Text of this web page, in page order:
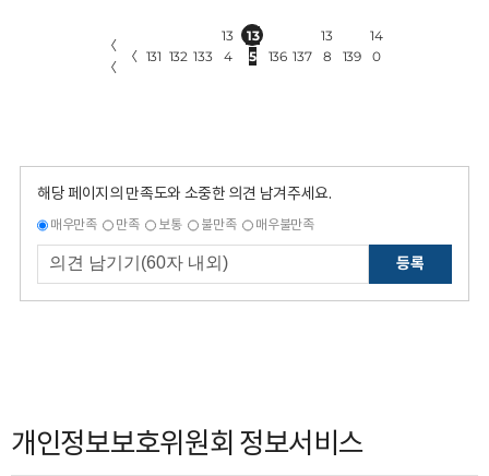
〈
〈
〈 131 132 133
13
4
13
5
136 137
13
8
139
14
0
해당 페이지의 만족도와 소중한 의견 남겨주세요.
매우만족 만족 보통 불만족 매우불만족
등록
개인정보보호위원회 정보서비스